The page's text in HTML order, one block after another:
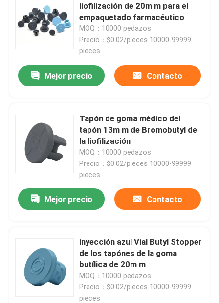
liofilización de 20m m para el
empaquetado farmacéutico
MOQ：10000 pedazos
Precio：$0.02/pieces 10000-99999
pieces
Mejor precio Contacto
Tapón de goma médico del
tapón 13m m de Bromobutyl de
la liofilización
MOQ：10000 pedazos
Precio：$0.02/pieces 10000-99999
pieces
Mejor precio Contacto
inyección azul Vial Butyl Stopper
de los tapónes de la goma
butílica de 20m m
MOQ：10000 pedazos
Precio：$0.02/pieces 10000-99999
pieces